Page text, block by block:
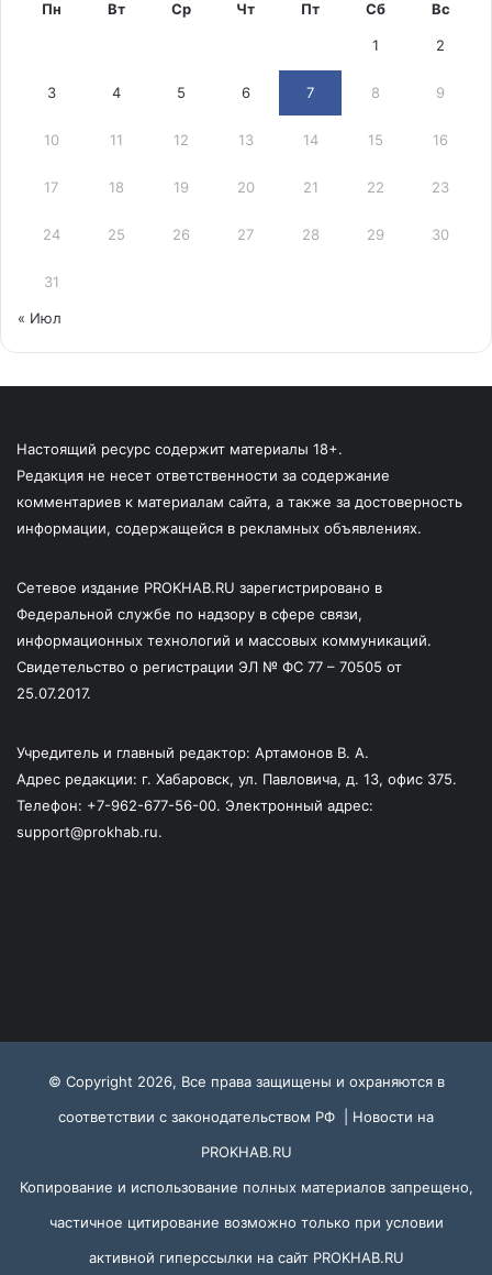
Пн Вт Ср Чт Пт Сб Вс
1 2
3 4 5 6 7 8 9
10 11 12 13 14 15 16
17 18 19 20 21 22 23
24 25 26 27 28 29 30
31
« Июл
Настоящий ресурс содержит материалы 18+.
Редакция не несет ответственности за содержание
комментариев к материалам сайта, а также за достоверность
информации, содержащейся в рекламных объявлениях.
Сетевое издание PROKHAB.RU зарегистрировано в
Федеральной службе по надзору в сфере связи,
информационных технологий и массовых коммуникаций.
Свидетельство о регистрации ЭЛ № ФС 77 – 70505 от
25.07.2017.
Учредитель и главный редактор: Артамонов В. А.
Адрес редакции: г. Хабаровск, ул. Павловича, д. 13, офис 375.
Телефон: +7-962-677-56-00. Электронный адрес:
support@prokhab.ru.
© Copyright 2026, Все права защищены и охраняются в
соответствии с законодательством РФ | Новости на
PROKHAB.RU
Копирование и использование полных материалов запрещено,
частичное цитирование возможно только при условии
активной гиперссылки на сайт PROKHAB.RU